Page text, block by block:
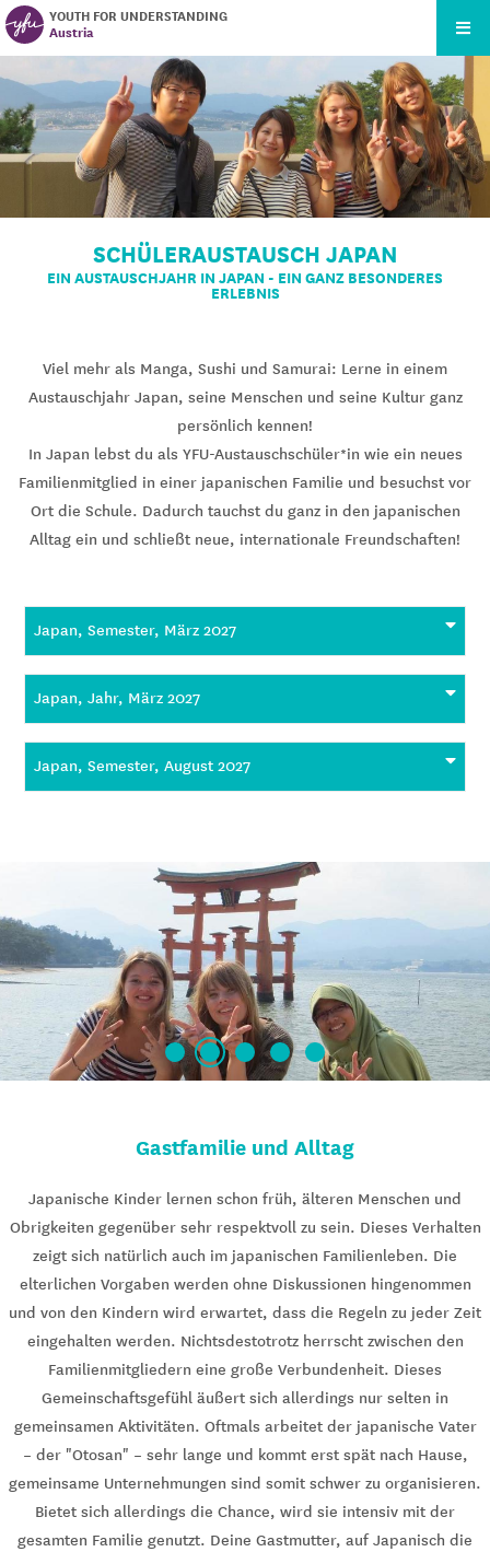
YOUTH FOR UNDERSTANDING
Austria
SCHÜLERAUSTAUSCH JAPAN
EIN AUSTAUSCHJAHR IN JAPAN - EIN GANZ BESONDERES
ERLEBNIS
Viel mehr als Manga, Sushi und Samurai: Lerne in einem
Austauschjahr Japan, seine Menschen und seine Kultur ganz
persönlich kennen!
In Japan lebst du als YFU-Austauschschüler*in wie ein neues
Familienmitglied in einer japanischen Familie und besuchst vor
Ort die Schule. Dadurch tauchst du ganz in den japanischen
Alltag ein und schließt neue, internationale Freundschaften!
Japan, Semester, März 2027
Japan, Jahr, März 2027
Japan, Semester, August 2027
Gastfamilie und Alltag
Japanische Kinder lernen schon früh, älteren Menschen und
Obrigkeiten gegenüber sehr respektvoll zu sein. Dieses Verhalten
zeigt sich natürlich auch im japanischen Familienleben. Die
elterlichen Vorgaben werden ohne Diskussionen hingenommen
und von den Kindern wird erwartet, dass die Regeln zu jeder Zeit
eingehalten werden. Nichtsdestotrotz herrscht zwischen den
Familienmitgliedern eine große Verbundenheit. Dieses
Gemeinschaftsgefühl äußert sich allerdings nur selten in
gemeinsamen Aktivitäten. Oftmals arbeitet der japanische Vater
– der "Otosan" – sehr lange und kommt erst spät nach Hause,
gemeinsame Unternehmungen sind somit schwer zu organisieren.
Bietet sich allerdings die Chance, wird sie intensiv mit der
gesamten Familie genutzt. Deine Gastmutter, auf Japanisch die